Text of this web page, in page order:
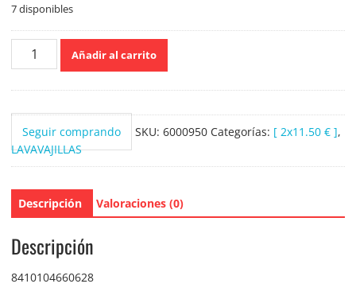
7 disponibles
Finish
lavavajillas
Classic
en
polvo
2
kilos
cantidad
Añadir al carrito
Seguir comprando SKU: 6000950 Categorías: [ 2x11.50 € ],
LAVAVAJILLAS
Descripción Valoraciones (0)
Descripción
8410104660628